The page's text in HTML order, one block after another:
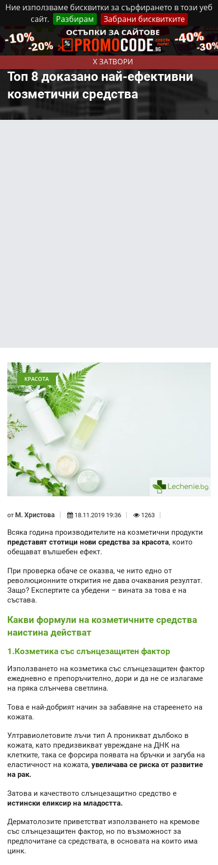
Ние използваме бисквитки за сърфирането в този уеб
сайт.
Разбирам Забрани бисквитките
X ЗАТВОРИ
Неделя, 9 Август, 2026 Реклама Контакти
Топ 8 доказано най-ефективни
козметични средства
КРАСОТА
от М. Христова 18.11.2019 19:36 1263
Всяка година производителите на козметични продукти
представят стотици нови средства за красота, които
обещават вълшебен ефект.
При проверка обаче се оказва, че нито едно от
революционните открития не дава очаквания резултат.
Защо? Експертите са убедени – вината за това е на
състава.
Какви формули на козметичните средства
наистина действат
1.Козметика със слънцезащитен фактор
Използването на козметика със слънцезащитен фактор
ежедневно е препоръчително, дори и да не се излагаме
на пряка слънчева светлина.
Това е най-добрият начин за забавяне на стареенето на
кожата.
Ултравиолетовите лъчи тип А проникват дълбоко в
кожата, като предизвикват увреждане на ДНК на
клетките, така се форсира появата на бръчки и загуба на
еластичност на кожата, увеличава се риска от развитие
на рак.
Затова и качеството слънцезащитно средство е
истински еликсир на младостта.
Дерматолозите приветстват използването на кремове
със слънцезащитен фактор, но по възможност за
предпочитане са средствата, в основата на които има
цинк.